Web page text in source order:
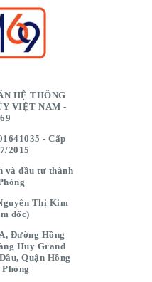
HỆ THỐNG
VIỆT NAM -
- Cấp
2015
và đầu tư thành
Thị Kim
đốc)
Đường Hồng
Huy Grand
Quận Hồng